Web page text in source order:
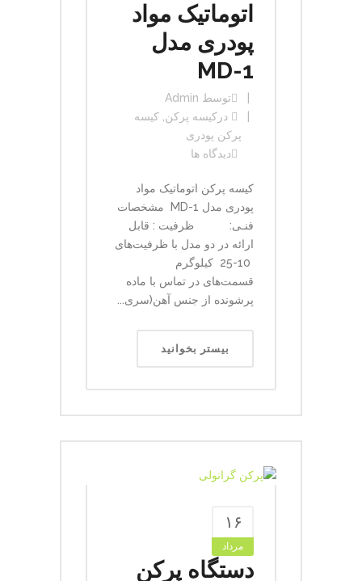
اتوماتیک مواد
پودری مدل
MD-1
توسط Admin
در کیسه پرکن کیسه
پرکن پودری
دیدگاه ها
کیسه پرکن اتوماتیک مواد
پودری مدل MD-1 مشخصات
فنـی: ظرفیت : قابل
ارائه در دو مدل با ظرفیت‌های
10-25 کیلوگرم
قسمت‌های در تماس با ماده
پرشونده از جنس آهن(سری...
بیستر بخوانید
۱۶
مرداد
دستگاه پرکن